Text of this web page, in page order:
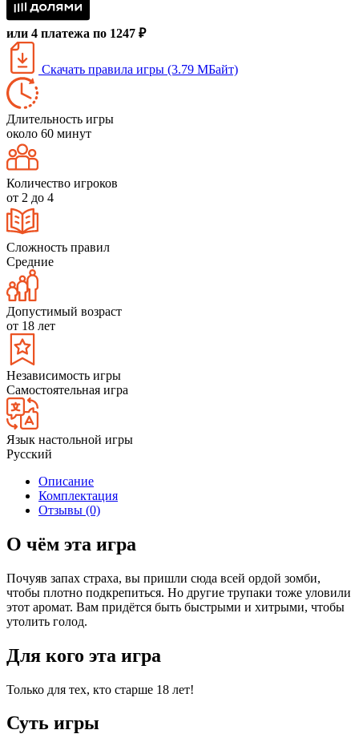
или 4 платежа по 1247 ₽
Скачать правила игры (3.79 МБайт)
Длительность игры
около 60 минут
Количество игроков
от 2 до 4
Сложность правил
Средние
Допустимый возраст
от 18 лет
Независимость игры
Самостоятельная игра
Язык настольной игры
Русский
Описание
Комплектация
Отзывы (0)
О чём эта игра
Почуяв запах страха, вы пришли сюда всей ордой зомби,
чтобы плотно подкрепиться. Но другие трупаки тоже уловили
этот аромат. Вам придётся быть быстрыми и хитрыми, чтобы
утолить голод.
Для кого эта игра
Только для тех, кто старше 18 лет!
Суть игры